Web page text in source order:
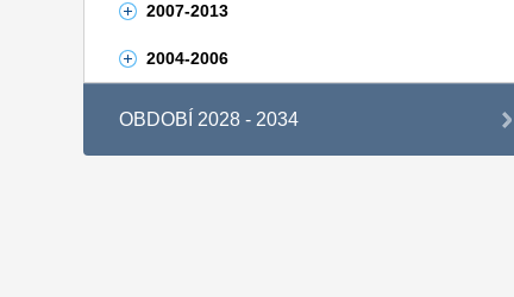
2007-2013
2004-2006
OBDOBÍ 2028 - 2034